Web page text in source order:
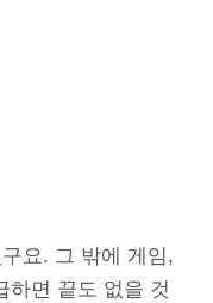
요. 그 밖에 게임,
하면 끝도 없을 것